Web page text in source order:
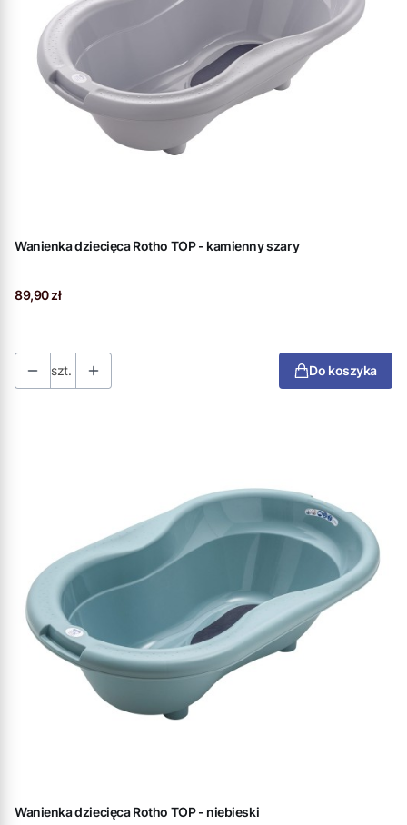
Wanienka dziecięca Rotho TOP - kamienny szary
Cena
89,90 zł
szt. Do koszyka
Wanienka dziecięca Rotho TOP - niebieski